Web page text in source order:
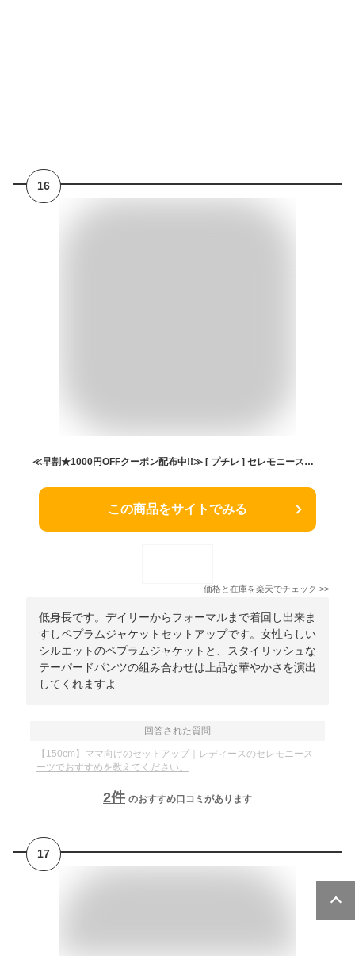
16
≪早割★1000円OFFクーポン配布中!!≫ [ プチレ ] セレモニースーツ レディース 低身長 プチ 小さいサイズ ジャケット セットアップ ペプラム ノーカラー ペプラムジャケット オフィスカジュアル 小柄 卒業式 入学式 学校行事 オフィス [E3329]【送料無料】
この商品をサイトでみる
価格と在庫を楽天でチェック >>
低身長です。デイリーからフォーマルまで着回し出来ま
すしペプラムジャケットセットアップです。女性らしい
シルエットのペプラムジャケットと、スタイリッシュな
テーパードパンツの組み合わせは上品な華やかさを演出
してくれますよ
回答された質問
【150cm】ママ向けのセットアップ｜レディースのセレモニース
ーツでおすすめを教えてください。
2件 のおすすめ口コミがあります
17